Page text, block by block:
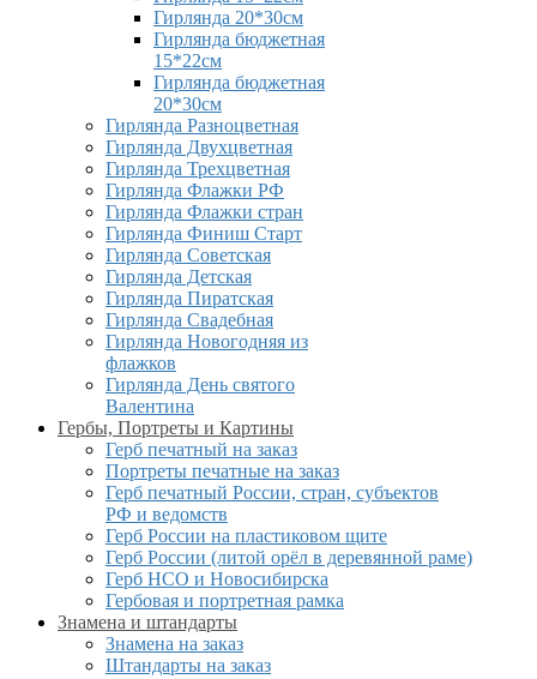
Гирлянда 20*30см
Гирлянда бюджетная
15*22см
Гирлянда бюджетная
20*30см
Гирлянда Разноцветная
Гирлянда Двухцветная
Гирлянда Трехцветная
Гирлянда Флажки РФ
Гирлянда Флажки стран
Гирлянда Финиш Старт
Гирлянда Советская
Гирлянда Детская
Гирлянда Пиратская
Гирлянда Свадебная
Гирлянда Новогодняя из
флажков
Гирлянда День святого
Валентина
Гербы, Портреты и Картины
Герб печатный на заказ
Портреты печатные на заказ
Герб печатный России, стран, субъектов
РФ и ведомств
Герб России на пластиковом щите
Герб России (литой орёл в деревянной раме)
Герб НСО и Новосибирска
Гербовая и портретная рамка
Знамена и штандарты
Знамена на заказ
Штандарты на заказ